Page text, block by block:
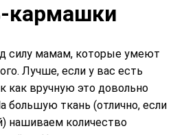
кармашки
силу мамам, которые умеют
Лучше, если у вас есть
как вручную это довольно
большую ткань (отлично, если
нашиваем количество